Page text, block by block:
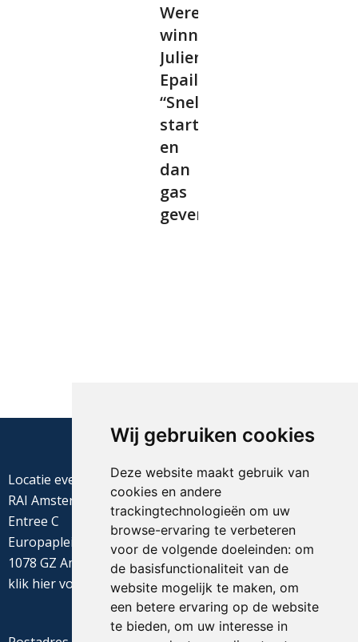
Wij gebruiken cookies
Deze website maakt gebruik van
cookies en andere
trackingtechnologieën om uw
browse-ervaring te verbeteren
voor de volgende doeleinden: om
de basisfunctionaliteit van de
website mogelijk te maken, om
een betere ervaring op de website
te bieden, om uw interesse in
Wereldbeker
winnaar
Julien
Epaillard:
“Snel
starten
en
dan
gas
geven”
Locatie evenement
RAI Amsterdam
Entree C
Europaplein 22
1078 GZ Amsterdam
klik hiervoor de routebeschrijving